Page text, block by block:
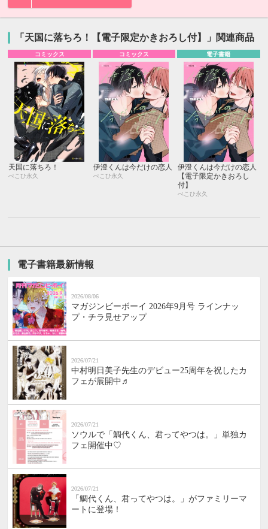
「天国に落ちろ！【電子限定かきおろし付】」関連商品
コミックス
天国に落ちろ！
ぺこひ永久
コミックス
伊澄くんは今だけの恋人
ぺこひ永久
電子書籍
伊澄くんは今だけの恋人
【電子限定かきおろし
付】
ぺこひ永久
電子書籍最新情報
2026/08/06
マガジンビーボーイ 2026年9月号 ラインナッ
プ・チラ見せアップ
2026/07/21
中村明日美子先生のデビュー25周年を祝したカ
フェが展開中♬
2026/07/21
ソウルで「鯛代くん、君ってやつは。」単独カ
フェ開催中♡
2026/07/21
「鯛代くん、君ってやつは。」がファミリーマ
ートに登場！